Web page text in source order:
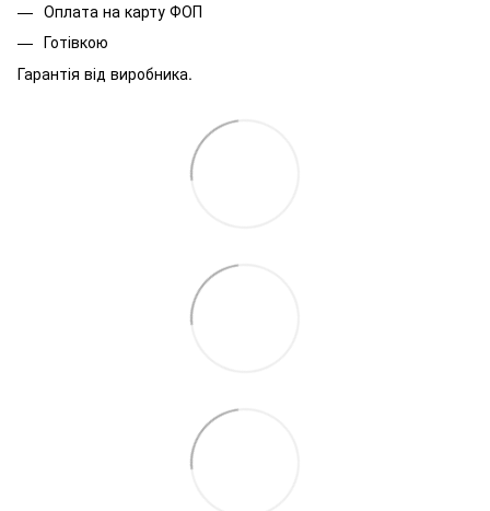
Оплата на карту ФОП
Готівкою
Гарантія від виробника.